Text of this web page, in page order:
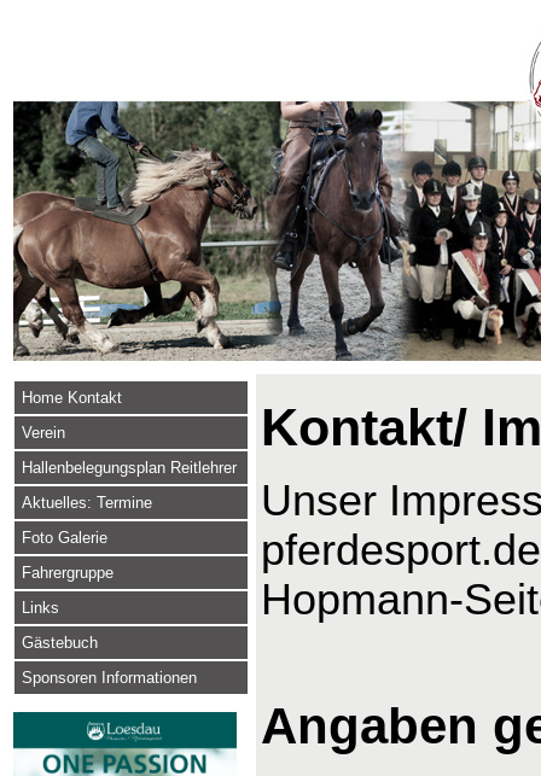
Home Kontakt
Verein
Hallenbelegungsplan Reitlehrer
Aktuelles: Termine
Foto Galerie
Fahrergruppe
Links
Gästebuch
Sponsoren Informationen
Kontakt/
Unser
Hopmann-
Angaben